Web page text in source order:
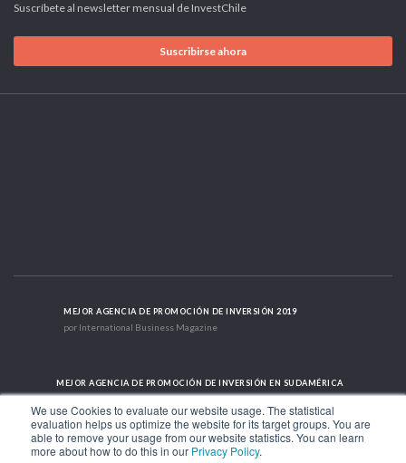
We use Cookies to evaluate our website usage. The statistical
evaluation helps us optimize the website for its target groups. You are
able to remove your usage from our website statistics. You can learn
more about how to do this in our Privacy Policy.
Suscríbete al newsletter mensual de InvestChile
Suscribirse ahora
MEJOR AGENCIA DE PROMOCIÓN DE INVERSIÓN 2019
por International Business Magazine
MEJOR AGENCIA DE PROMOCIÓN DE INVERSIÓN EN SUDAMÉRICA
2019 - 2022; 2024; 2025
CASO DE ÉXITO INTERNACIONAL 2021